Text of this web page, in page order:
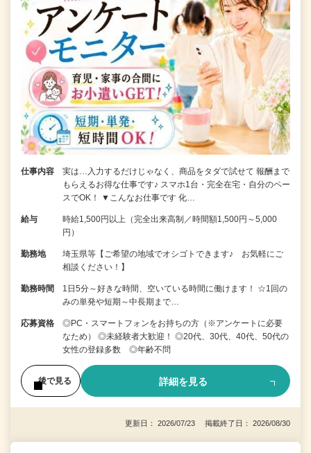
仕事内容
実は…入力するだけじゃなく、商品をタダで試せて 報酬まで
もらえるお得な仕事です♪ スマホ1台・完全在宅・自分のペー
スでOK！ ▼こんなお仕事です 化…
給与
時給1,500円以上（完全出来高制／時間額1,500円～5,000
円）
勤務地
埼玉県等【ご希望の地域でオシゴトできます♪ お気軽にご
相談ください！】
勤務時間
1日5分～好きな時間、空いている時間に働けます！ ☆1回の
みの単発や短期～中長期まで…
応募資格
◎PC・スマートフォンをお持ちの方（※アンケートに必要
なため） ◎未経験者大歓迎！ ◎20代、30代、40代、50代の
女性の登録多数 ◎年齢不問
後で見る 詳細を見る
更新日： 2026/07/23 掲載終了日： 2026/08/30